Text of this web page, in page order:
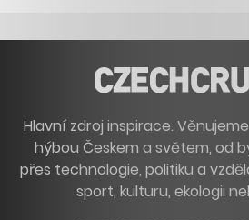
Hlavní zdroj inspirace.
hýbou Českem a světem, od
přes technologie, politiku a
sport, kulturu, ekologii